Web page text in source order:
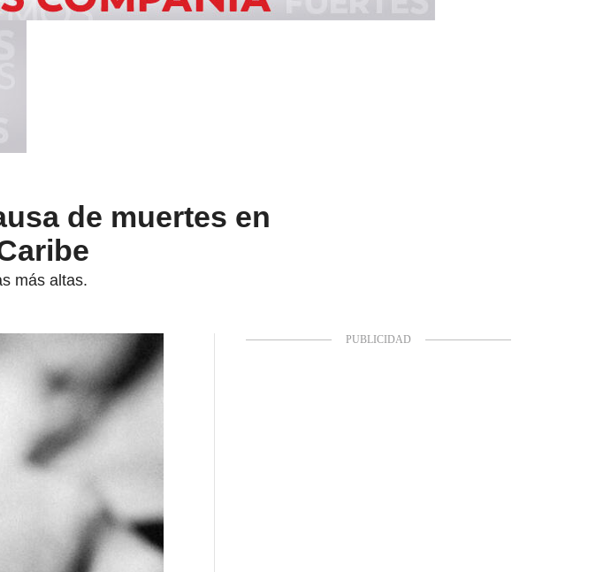
de muertes en
más altas.